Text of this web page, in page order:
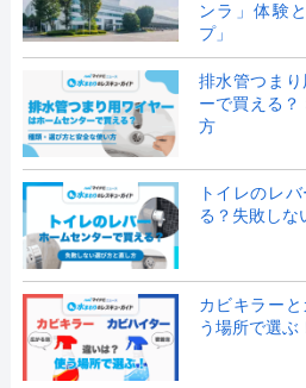
ンラ」体験
プ」
排水管つま
ーで買える
方
トイレのレ
る？失敗しな
カビキラー
う場所で選ぶ